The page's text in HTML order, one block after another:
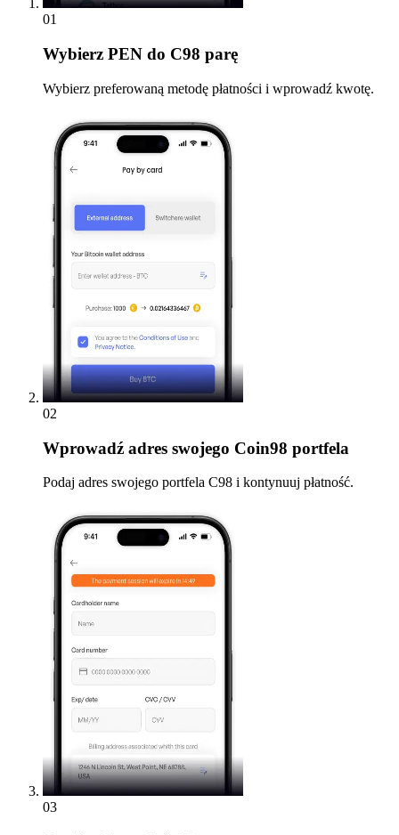
01
Wybierz PEN do C98 parę
Wybierz preferowaną metodę płatności i wprowadź kwotę.
02
Wprowadź adres swojego Coin98 portfela
Podaj adres swojego portfela C98 i kontynuuj płatność.
03